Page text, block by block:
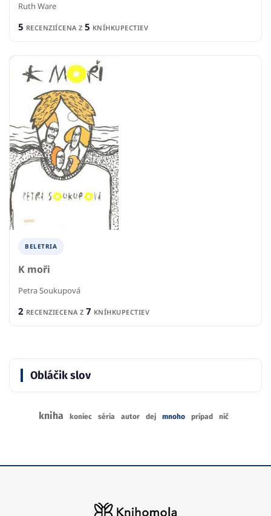
Ruth Ware
5 RECENZIÍCENA Z 5 KNÍHKUPECTIEV
BELETRIA
K moři
Petra Soukupová
2 RECENZIECENA Z 7 KNÍHKUPECTIEV
Obláčik slov
kniha koniec séria autor dej mnoho prípad nič